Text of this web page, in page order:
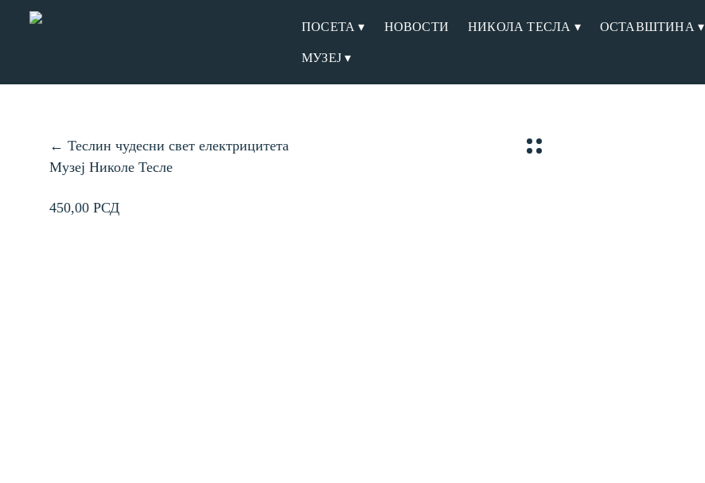
ПОСЕТА ▾ НОВОСТИ НИКОЛА ТЕСЛА ▾ ОСТАВШТИНА ▾
МУЗЕЈ ▾
← Теслин чудесни свет електрицитета
Музеј Николе Тесле
450,00 РСД